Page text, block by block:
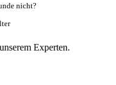
nicht?
Experten.